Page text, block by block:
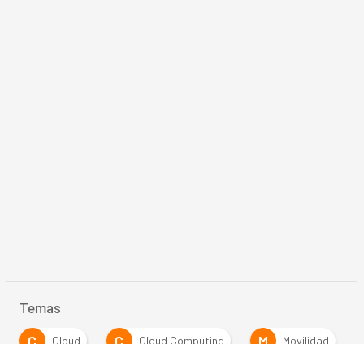
Temas
Cloud Computing Movilidad